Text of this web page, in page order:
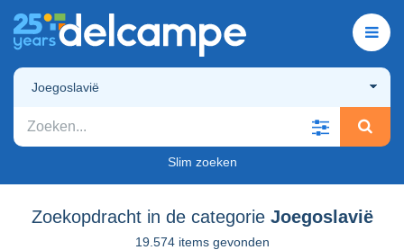
Joegoslavië
Slim zoeken
Zoekopdracht in de categorie Joegoslavië
19.574 items gevonden